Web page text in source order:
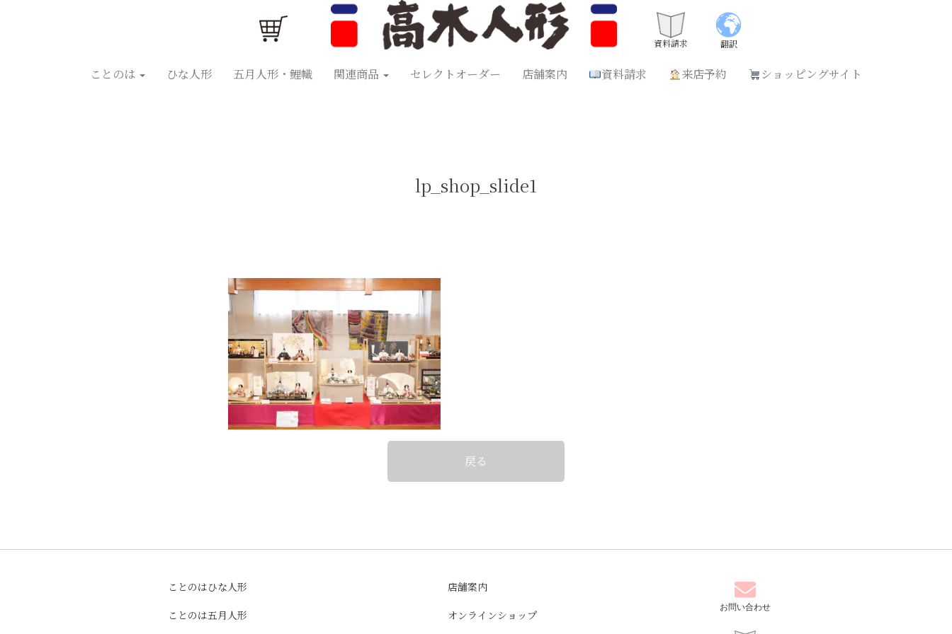
ことのは五月人形 お正月飾り お祝い品 セレクトオーダー 来店予約
資料請求 翻訳
ことのは ひな人形 五月人形・鯉幟 関連商品 セレクトオーダー 店舗案内 資料請求 来店予約 ショッピングサイト
lp_shop_slide1
戻る
ことのはひな人形
ことのは五月人形
店舗案内
オンラインショップ
お問い合わせ